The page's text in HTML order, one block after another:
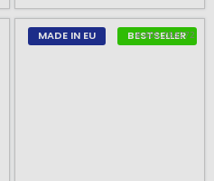
MADE IN EU BESTSELLER
# 405.284272